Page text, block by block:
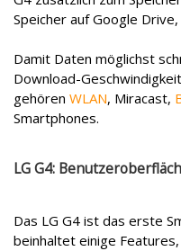
Speicher auf Google
Damit Daten möglichst
Download-
gehören WLAN, Miracast,
Smartphones.
LG G4:
Das LG G4 ist das erste
beinhaltet einige